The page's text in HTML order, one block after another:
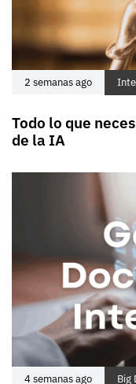
2 semanas ago
Todo lo que
de la IA
4 semanas ago Big